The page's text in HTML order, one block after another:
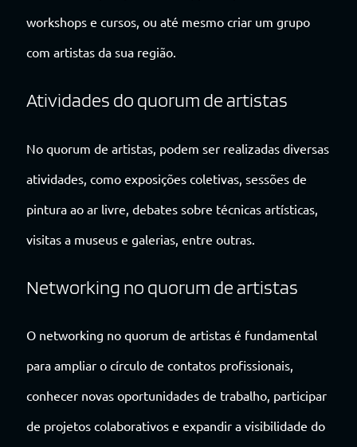
workshops e cursos, ou até mesmo criar um grupo
com artistas da sua região.
Atividades do quorum de artistas
No quorum de artistas, podem ser realizadas diversas
atividades, como exposições coletivas, sessões de
pintura ao ar livre, debates sobre técnicas artísticas,
visitas a museus e galerias, entre outras.
Networking no quorum de artistas
O networking no quorum de artistas é fundamental
para ampliar o círculo de contatos profissionais,
conhecer novas oportunidades de trabalho, participar
de projetos colaborativos e expandir a visibilidade do